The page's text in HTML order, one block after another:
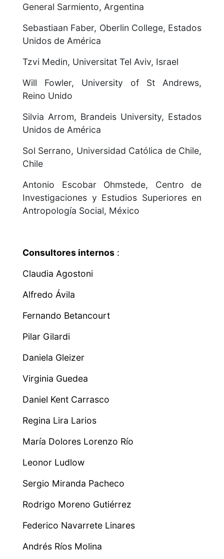
General Sarmiento, Argentina
Sebastiaan Faber, Oberlin College, Estados
Unidos de América
Tzvi Medin, Universitat Tel Aviv, Israel
Will Fowler, University of St Andrews,
Reino Unido
Silvia Arrom, Brandeis University, Estados
Unidos de América
Sol Serrano, Universidad Católica de Chile,
Chile
Antonio Escobar Ohmstede, Centro de
Investigaciones y Estudios Superiores en
Antropología Social, México
Consultores internos :
Claudia Agostoni
Alfredo Ávila
Fernando Betancourt
Pilar Gilardi
Daniela Gleizer
Virginia Guedea
Daniel Kent Carrasco
Regina Lira Larios
María Dolores Lorenzo Río
Leonor Ludlow
Sergio Miranda Pacheco
Rodrigo Moreno Gutiérrez
Federico Navarrete Linares
Andrés Ríos Molina